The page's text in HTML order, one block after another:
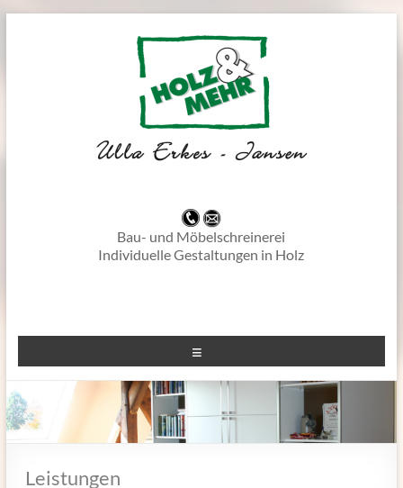
Bau- und Möbelschreinerei
Individuelle Gestaltungen in Holz
Leistungen